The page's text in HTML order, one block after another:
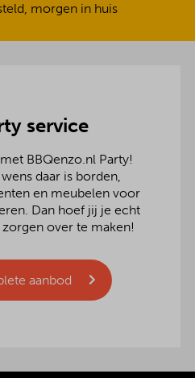
morgen in huis
service
BBQenzo.nl Party!
daar is borden,
en meubelen voor
Dan hoef jij je echt
over te maken!
aanbod